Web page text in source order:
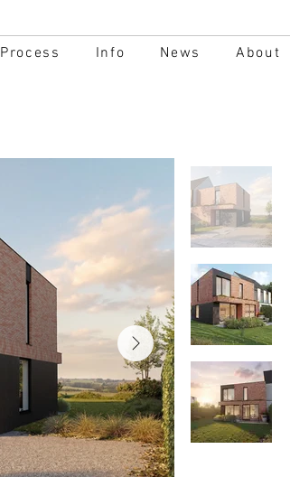
Process Info News About